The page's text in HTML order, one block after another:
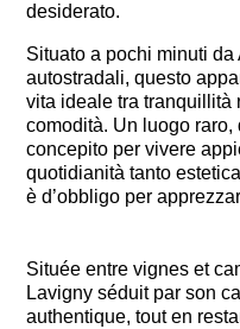
desiderato.
Situato a pochi minuti
autostradali, questo
vita ideale tra
comodità. Un luogo
concepito per vivere
quotidianità tanto
è d’obbligo per
Située entre vignes et
Lavigny séduit par son
authentique, tout en